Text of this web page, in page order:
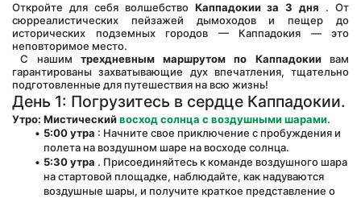
Откройте для себя волшебство Каппадокии за 3 дня . От
сюрреалистических пейзажей дымоходов и пещер до
исторических подземных городов — Каппадокия — это
неповторимое место.
С нашим трехдневным маршрутом по Каппадокии вам
гарантированы захватывающие дух впечатления, тщательно
подготовленные для путешествия на всю жизнь!
День 1: Погрузитесь в сердце Каппадокии.
Утро: Мистическийвосход солнца с воздушными шарами.
5:00 утра : Начните свое приключение с пробуждения и
полета на воздушном шаре на восходе солнца.
5:30 утра . Присоединяйтесь к команде воздушного шара
на стартовой площадке, наблюдайте, как надуваются
воздушные шары, и получите краткое представление о